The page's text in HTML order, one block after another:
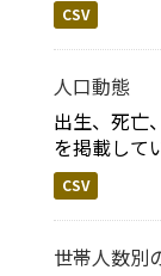
CSV
人口動態
出生、死亡
を掲載して
CSV
世帯人数別